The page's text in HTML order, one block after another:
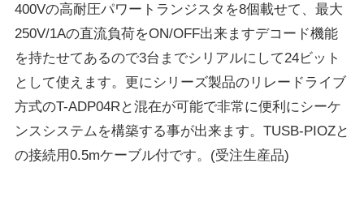
400Vの高耐圧パワートランジスタを8個載せて、最大
250V/1Aの直流負荷をON/OFF出来ますデコード機能
を持たせてあるので3台までシリアルにして24ビット
として使えます。更にシリーズ製品のリレードライブ
方式のT-ADP04Rと混在が可能で非常に便利にシーケ
ンスシステムを構築する事が出来ます。TUSB-PIOZと
の接続用0.5mケーブル付です。(受注生産品)